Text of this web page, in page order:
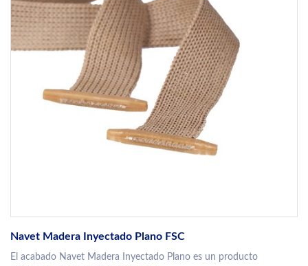
Navet Madera Inyectado Plano FSC
El acabado Navet Madera Inyectado Plano es un producto